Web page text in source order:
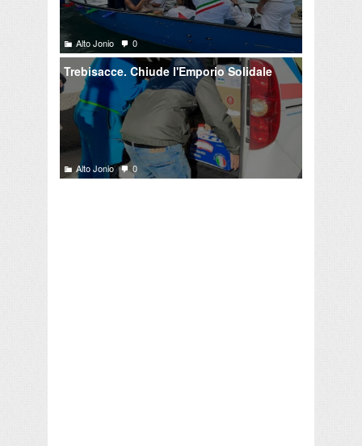
Alto Jonio 0
Trebisacce. Chiude l'Emporio Solidale
Alto Jonio 0